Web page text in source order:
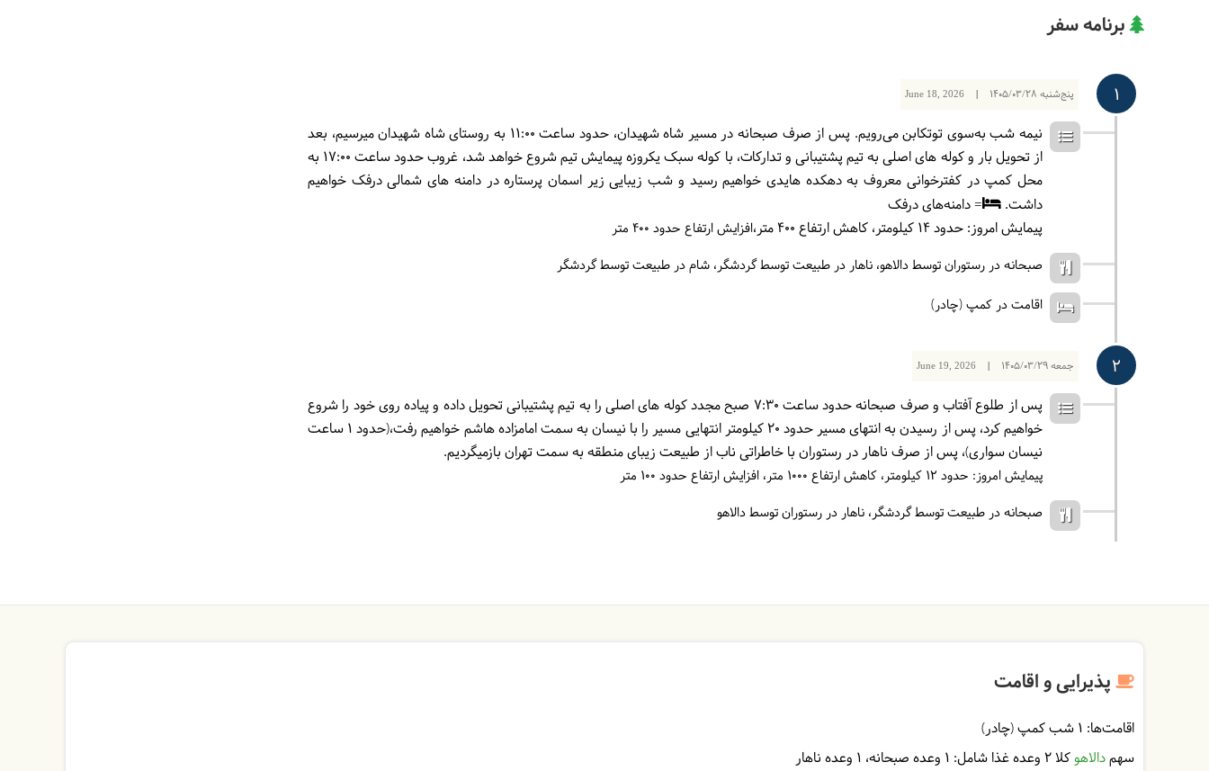
برنامه سفر
1 پنج‌شنبه June 18, 2026 | 1405/03/28
نیمه شب به‌سوی توتکابن می‌رویم. پس از صرف صبحانه در مسیر شاه شهیدان، حدود ساعت 11:00 به روستای شاه شهیدان میرسیم، بعد
از تحویل بار و کوله های اصلی به تیم پشتیبانی و تدارکات، با کوله سبک یکروزه پیمایش تیم شروع خواهد شد، غروب حدود ساعت 17:00 به
محل کمپ در کفترخوانی معروف به دهکده هایدی خواهیم رسید و شب زیبایی زیر اسمان پرستاره در دامنه های شمالی درفک خواهیم
داشت.
= دامنه‌های درفک
پیمایش امروز: حدود ۱4 کیلومتر، کاهش ارتفاع 400 متر،
افزایش ارتفاع حدود 400 متر
صبحانه در رستوران توسط دالاهو ناهار در طبیعت توسط گردشگر شام در طبیعت توسط گردشگر
اقامت در کمپ (چادر)
2 جمعه June 19, 2026 | 1405/03/29
پس از طلوع آفتاب و صرف صبحانه حدود ساعت 7:30 صبح مجدد کوله های اصلی را به تیم پشتیبانی تحویل داده و پیاده روی خود را شروع
خواهیم کرد، پس از رسیدن به انتهای مسیر حدود 20 کیلومتر انتهایی مسیر را با نیسان به سمت امامزاده هاشم خواهیم رفت،(حدود 1 ساعت
نیسان سواری)، پس از صرف ناهار در رستوران با خاطراتی ناب از طبیعت زیبای منطقه به سمت تهران بازمیگردیم.
پیمایش امروز: حدود 12 کیلومتر، کاهش ارتفاع 1000 متر، افزایش ارتفاع حدود 100 متر
صبحانه در طبیعت توسط گردشگر ناهار در رستوران توسط دالاهو
پذیرایی و اقامت
اقامت‌ها: 1 شب کمپ (چادر)
سهمدالاهوکلا 2 وعده غذا شامل: 1 وعده صبحانه
1 وعده ناهار